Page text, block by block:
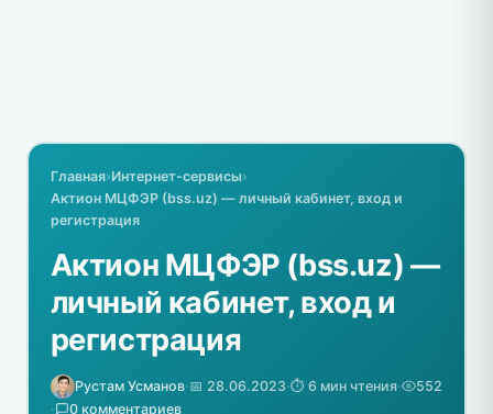
Главная›Интернет-сервисы›
Актион МЦФЭР (bss.uz) — личный кабинет, вход и
регистрация
Актион МЦФЭР (bss.uz) —
личный кабинет, вход и
регистрация
Рустам Усманов·📅 28.06.2023·⏱️ 6 мин чтения·
552
·
0 комментариев